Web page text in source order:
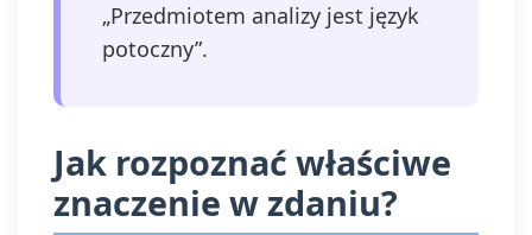
„Przedmiotem analizy jest język
potoczny”.
Jak rozpoznać właściwe
znaczenie w zdaniu?